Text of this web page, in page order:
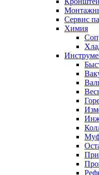
Сервис
Химия